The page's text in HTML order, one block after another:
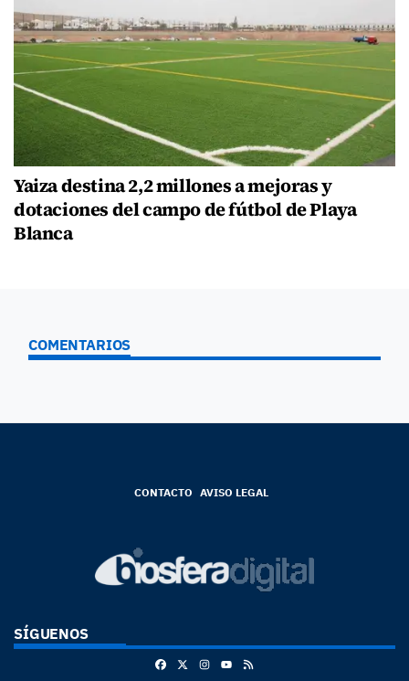
Yaiza destina 2,2 millones a mejoras y
dotaciones del campo de fútbol de Playa
Blanca
COMENTARIOS
CONTACTO AVISO LEGAL
SÍGUENOS
FacebookInstagram